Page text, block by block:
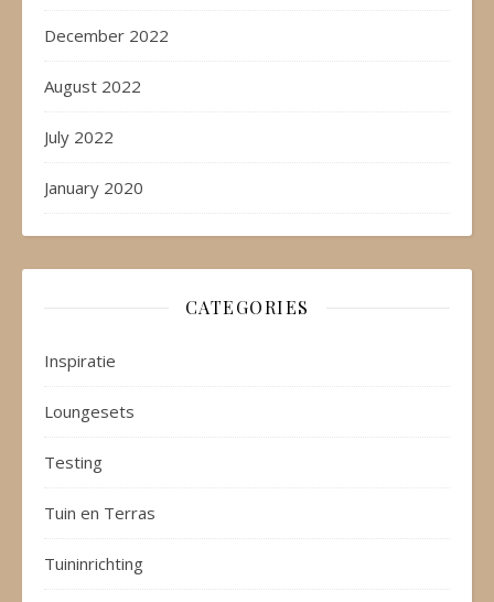
December 2022
August 2022
July 2022
January 2020
CATEGORIES
Inspiratie
Loungesets
Testing
Tuin en Terras
Tuininrichting